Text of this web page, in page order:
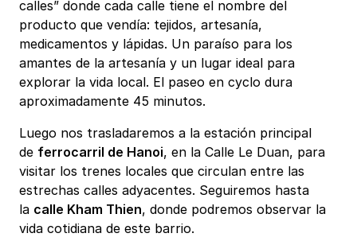
calles” donde cada calle tiene el nombre del
producto que vendía: tejidos, artesanía,
medicamentos y lápidas. Un paraíso para los
amantes de la artesanía y un lugar ideal para
explorar la vida local. El paseo en cyclo dura
aproximadamente 45 minutos.
Luego nos trasladaremos a la estación principal
de ferrocarril de Hanoi, en la Calle Le Duan, para
visitar los trenes locales que circulan entre las
estrechas calles adyacentes. Seguiremos hasta
la calle Kham Thien, donde podremos observar la
vida cotidiana de este barrio.